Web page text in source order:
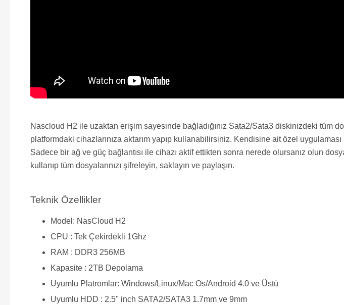
Nascloud H2 ile uzaktan erişim sayesinde bağladığınız Sata2/Sata3 diskinizdeki tüm
platformdaki cihazlarınıza aktarım yapıp kullanabilirsiniz. Kendisine ait özel
Sadece bir ağ ve güç bağlantısı ile cihazı aktif ettikten sonra nerede olursanız olun
kullanıp tüm dosyalarınızı şifreleyin, saklayın ve paylaşın.
Teknik Özellikler
Model: NasCloud H2
CPU : Tek Çekirdekli 1Ghz
RAM : DDR3 256MB
Kapasite : 2TB Depolama
Uyumlu Platromlar: Windows/Linux/Mac Os/Android 4.0 ve Üstü
Uyumlu HDD : 2.5" inch SATA2/SATA3 1.7mm ve 9mm